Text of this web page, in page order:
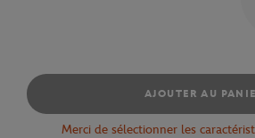
AJOUTER AU
Merci de sélectionner les